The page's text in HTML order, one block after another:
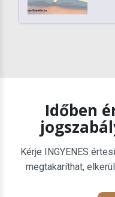
Időben
Kérje INGYENES
megtakaríthat,